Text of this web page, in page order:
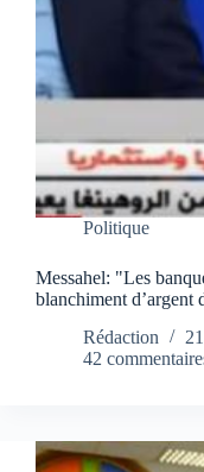
Politique
Messahel: "Les
blanchiment
Rédaction
42